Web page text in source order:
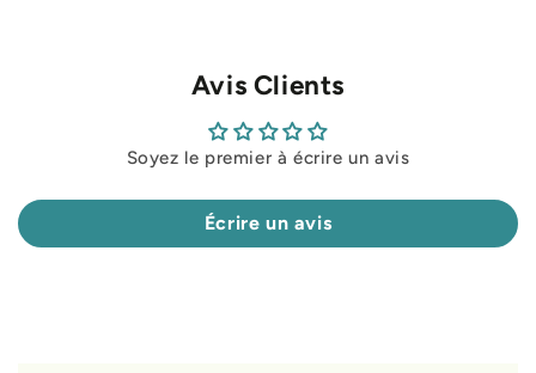
Avis Clients
Soyez le premier à écrire un avis
Écrire un avis